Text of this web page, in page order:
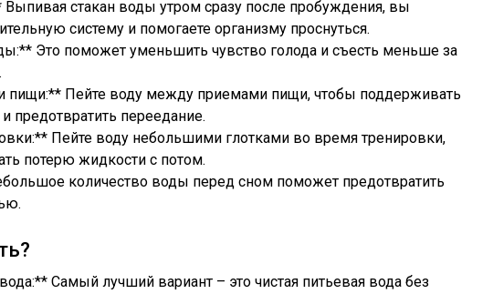
стакан воды утром сразу после пробуждения, вы
систему и помогаете организму проснуться.
Это поможет уменьшить чувство голода и съесть меньше за
Пейте воду между приемами пищи, чтобы поддерживать
предотвратить переедание.
Пейте воду небольшими глотками во время тренировки,
потерю жидкости с потом.
количество воды перед сном поможет предотвратить
Самый лучший вариант – это чистая питьевая вода без